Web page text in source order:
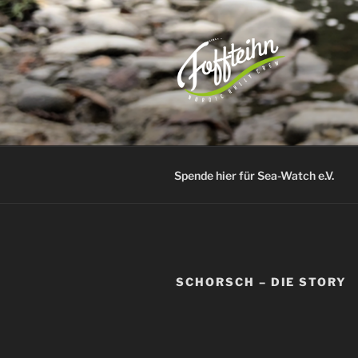
Zum
Inhalt
springen
TEAM
– nordic rally crew –
Spende hier für Sea-Watch e.V.
SCHORSCH – DIE STORY